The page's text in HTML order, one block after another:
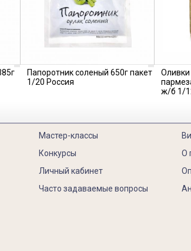
Папоротник соленый 650г пакет
1/20 Россия
ж/б 1/
Мастер-классы
Конкурсы
Личный кабинет
Часто задаваемые вопросы
О